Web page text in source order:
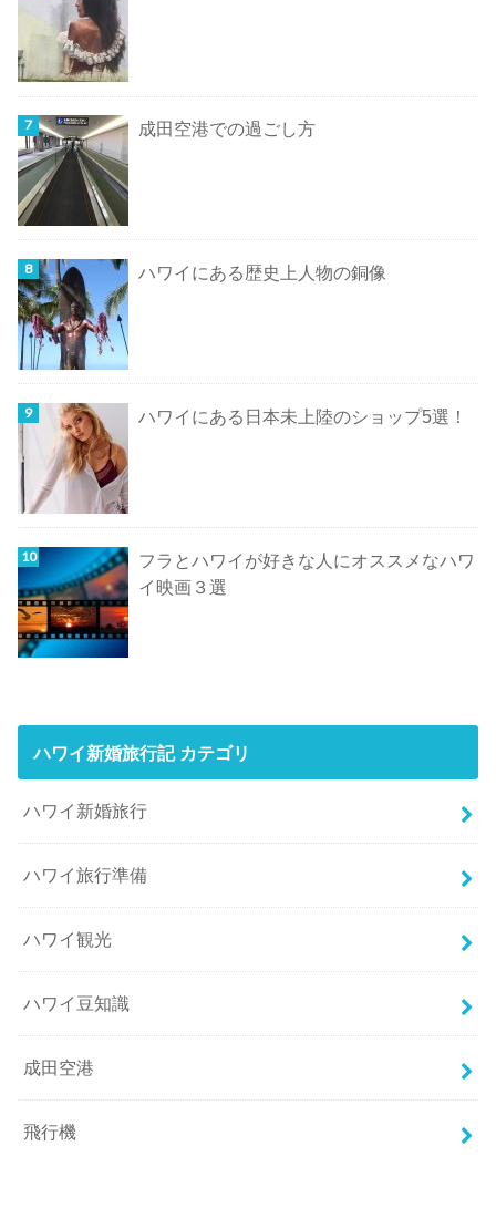
成田空港での過ごし方
ハワイにある歴史上人物の銅像
ハワイにある日本未上陸のショップ5選！
フラとハワイが好きな人にオススメなハワ
イ映画３選
ハワイ新婚旅行記 カテゴリ
ハワイ新婚旅行
ハワイ旅行準備
ハワイ観光
ハワイ豆知識
成田空港
飛行機